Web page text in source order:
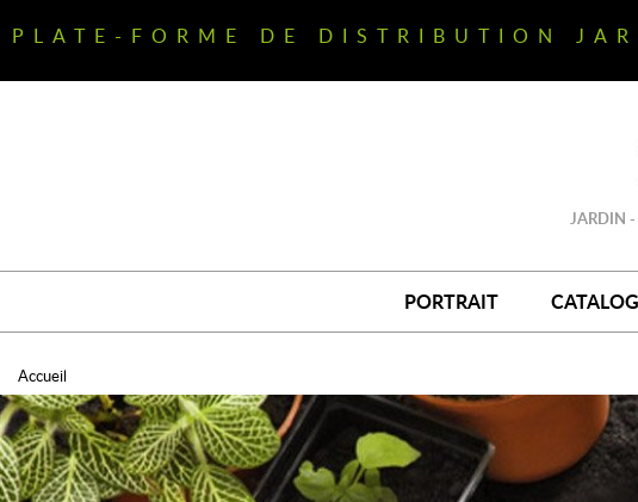
au
principal
PLATE-FORME DE DISTRIBUTION
JARDIN -
PORTRAIT
Accueil